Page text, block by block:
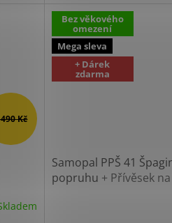
Kč
Bez věkového
omezení
Mega sleva
+ Dárek
zdarma
Samopal PPŠ 41
popruhu + Přívěsek